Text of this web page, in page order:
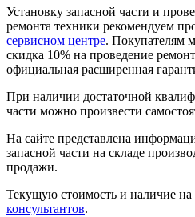
Установку запасной части и
ремонта техники рекомендуем
сервисном центре. Покупателям
скидка 10% на проведение
официальная расширенная
При наличии достаточной
части можно произвести
На сайте представлена
запасной части на складе
продажи.
Текущую стоимость и наличие на
консультантов.